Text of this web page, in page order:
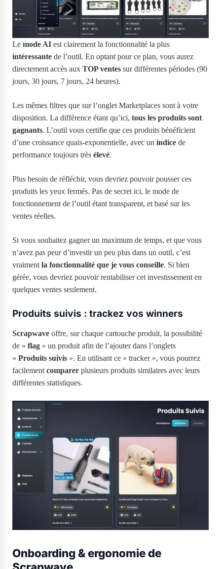
Le mode AI est clairement la fonctionnalité la plus
intéressante de l’outil. En optant pour ce plan, vous aurez
directement accès aux TOP ventes sur différentes périodes (90
jours, 30 jours, 7 jours, 24 heures).
Les mêmes filtres que sur l’onglet Marketplaces sont à votre
disposition. La différence étant qu’ici, tous les produits sont
gagnants. L’outil vous certifie que ces produits bénéficient
d’une croissance quais-exponentielle, avec un indice de
performance toujours très élevé.
Plus besoin de réfléchir, vous devriez pouvoir pousser ces
produits les yeux fermés. Pas de secret ici, le mode de
fonctionnement de l’outil étant transparent, et basé sur les
ventes réelles.
Si vous souhaitez gagner un maximum de temps, et que vous
n’avez pas peur d’investir un peu plus dans un outil, c’est
vraiment la fonctionnalité que je vous conseille. Si bien
gérée, vous devriez pouvoir rentabiliser cet investissement en
quelques ventes seulement.
Produits suivis : trackez vos winners
Scrapwave offre, sur chaque cartouche produit, la possibilité
de « flag » un produit afin de l’ajouter dans l’onglets
« Produits suivis ». En utilisant ce « tracker », vous pourrez
facilement comparer plusieurs produits similaires avec leurs
différentes statistiques.
Onboarding & ergonomie de